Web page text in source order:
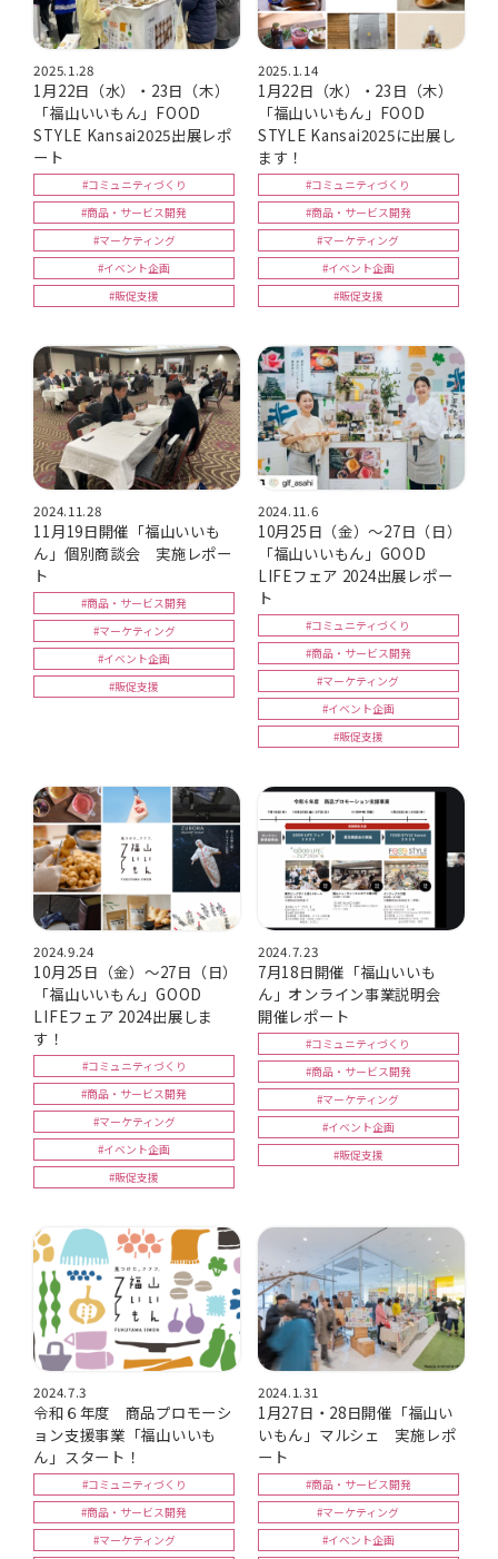
2025.1.28
1月22日（水）・23日（木）
「福山いいもん」FOOD
STYLE Kansai2025出展レポ
ート
#コミュニティづくり
#商品・サービス開発
#マーケティング
#イベント企画
#販促支援
2025.1.14
1月22日（水）・23日（木）
「福山いいもん」FOOD
STYLE Kansai2025に出展し
ます！
#コミュニティづくり
#商品・サービス開発
#マーケティング
#イベント企画
#販促支援
2024.11.28
11月19日開催「福山いいも
ん」個別商談会 実施レポー
ト
#商品・サービス開発
#マーケティング
#イベント企画
#販促支援
2024.11.6
10月25日（金）～27日（日）
「福山いいもん」GOOD
LIFEフェア 2024出展レポー
ト
#コミュニティづくり
#商品・サービス開発
#マーケティング
#イベント企画
#販促支援
2024.9.24
10月25日（金）～27日（日）
「福山いいもん」GOOD
LIFEフェア 2024出展しま
す！
#コミュニティづくり
#商品・サービス開発
#マーケティング
#イベント企画
#販促支援
2024.7.23
7月18日開催「福山いいも
ん」オンライン事業説明会
開催レポート
#コミュニティづくり
#商品・サービス開発
#マーケティング
#イベント企画
#販促支援
2024.7.3
令和６年度 商品プロモーシ
ョン支援事業「福山いいも
ん」スタート！
#コミュニティづくり
#商品・サービス開発
#マーケティング
2024.1.31
1月27日・28日開催「福山い
いもん」マルシェ 実施レポ
ート
#商品・サービス開発
#マーケティング
#イベント企画